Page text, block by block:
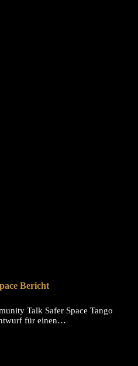
Bericht
Talk Safer Space Tango
für einen…